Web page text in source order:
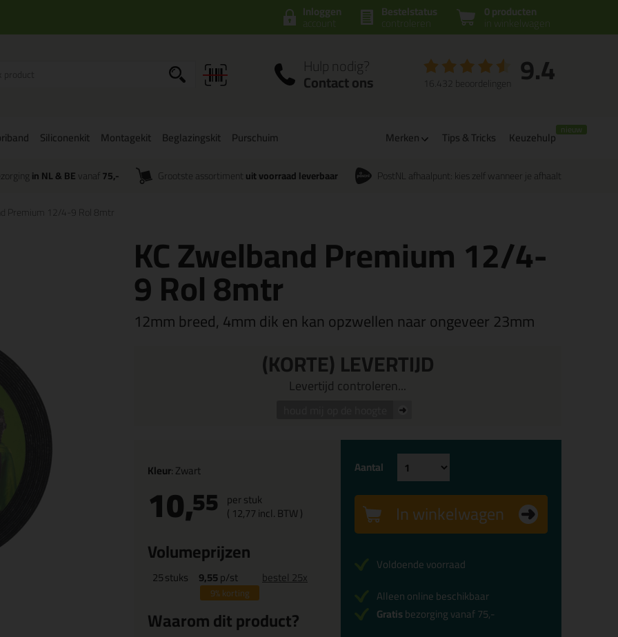
0 producten
in winkelwagen
Bestelstatus
controleren
Inloggen
account
Hulp nodig?
Contact ons 9.4
16.432 beoordelingen
Siliconenkit Montagekit Beglazingskit Purschuim Merken Tips & Tricks Keuzehulp
in NL & BEvanaf 75,- Grootste assortiment uit voorraad leverbaar PostNL afhaalpunt: kies zelf wanneer je afhaalt
Premium 12/4-9 Rol 8mtr
KC Zwelband Premium 12/4-
9 Rol 8mtr
12mm breed, 4mm dik en kan opzwellen naar ongeveer 23mm
(KORTE) LEVERTIJD
Levertijd controleren...
Kleur: Zwart
10,55 per stuk
( 12,77incl. BTW )
Volumeprijzen
25stuks 9,55p/st
9%korting
bestel 25x
Waarom dit product?
Aantal
In winkelwagen
Voldoende voorraad
Alleen online beschikbaar
Gratisbezorging vanaf 75,-